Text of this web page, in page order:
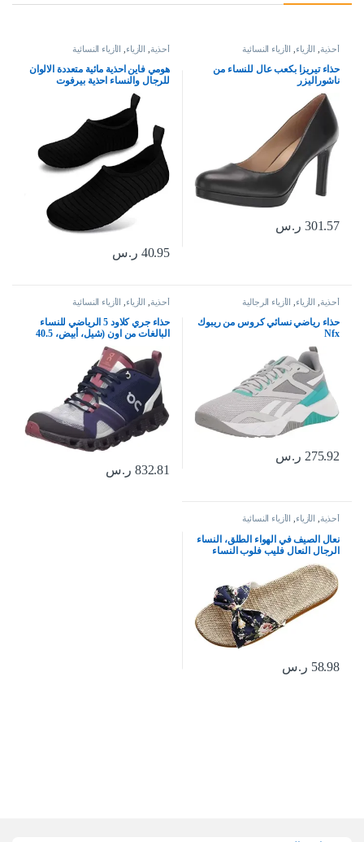
أحذية الأزياء الأزياء النسائية
حذاء تيريزا بكعب عال للنساء من
ناشوراليزر
301.57 ر.س
أحذية الأزياء الأزياء النسائية
هومي فاين احذية مائية متعددة الالوان
للرجال والنساء احذية بيرفوت
للشاطئ وحمام السباحة للاولاد
والبنات، احذية مائية سريعة الجفاف
لليوجا وركوب الامواج والسباحة
والرياضات المائية
40.95 ر.س
أحذية الأزياء الأزياء الرجالية
حذاء رياضي نسائي كروس من ريبوك
Nfx
275.92 ر.س
أحذية الأزياء الأزياء النسائية
حذاء جري كلاود 5 الرياضي للنساء
البالغات من اون (شيل، أبيض، 40.5
832.81 ر.س
أحذية الأزياء الأزياء النسائية
نعال الصيف في الهواء الطلق، النساء
الرجال النعال فليب فلوب النساء
النعال الزهور القوس الكتان فليب
فلوب الصنادل إسفين النعال النساء
أحذية
58.98 ر.س